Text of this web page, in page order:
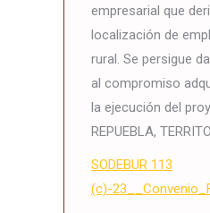
empresarial que
localización de
rural. Se persigue
al compromiso
la ejecución del
REPUEBLA,
SODEBUR 113
(c)-